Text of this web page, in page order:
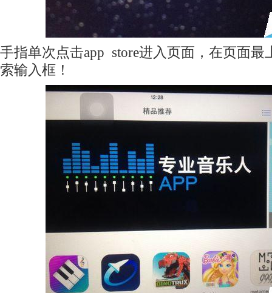
手指单次点击app store进入页面，在页面最
索输入框！